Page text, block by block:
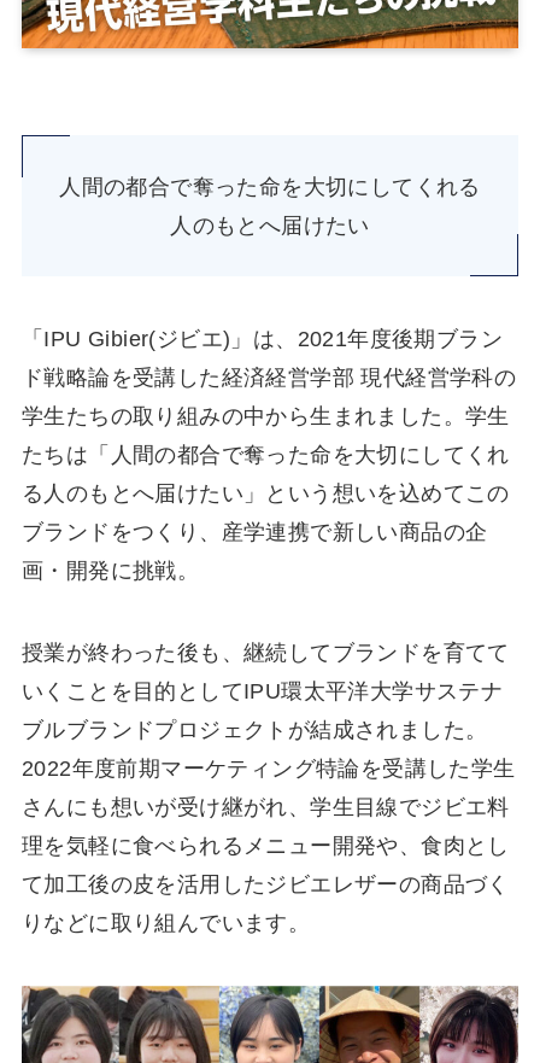
⼈間の都合で奪った命を⼤切にしてくれる
⼈のもとへ届けたい
「IPU Gibier(ジビエ)」は、2021年度後期ブラン
ド戦略論を受講した経済経営学部 現代経営学科の
学⽣たちの取り組みの中から⽣まれました。学⽣
たちは「⼈間の都合で奪った命を⼤切にしてくれ
る⼈のもとへ届けたい」という想いを込めてこの
ブランドをつくり、産学連携で新しい商品の企
画・開発に挑戦。
授業が終わった後も、継続してブランドを育てて
いくことを目的としてIPU環太平洋大学サステナ
ブルブランドプロジェクトが結成されました。
2022年度前期マーケティング特論を受講した学生
さんにも想いが受け継がれ、学生目線でジビエ料
理を気軽に⾷べられるメニュー開発や、⾷⾁とし
て加⼯後の⽪を活⽤したジビエレザーの商品づく
りなどに取り組んでいます。